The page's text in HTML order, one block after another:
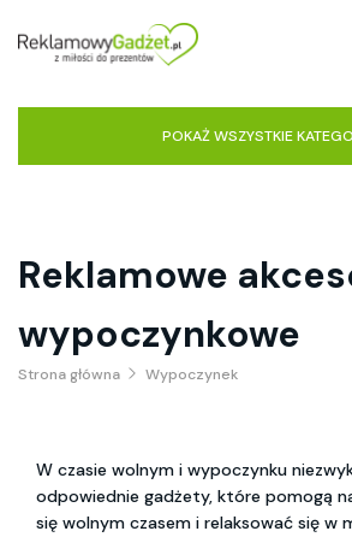
POKAŻ WSZYSTKIE
Reklamowe
wypoczynkowe
Strona główna Wypoczynek
W czasie wolnym i wypoczynku
odpowiednie gadżety, które pomogą
się wolnym czasem i relaksować się w